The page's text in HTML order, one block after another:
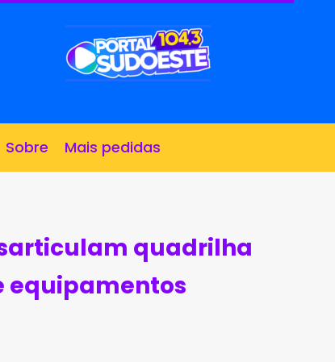
Sobre Mais pedidas
quadrilha
equipamentos